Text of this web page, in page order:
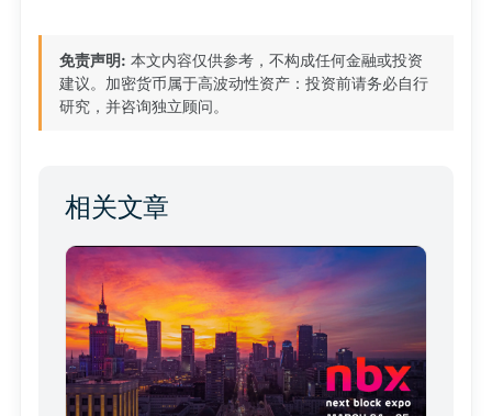
免责声明: 本文内容仅供参考，不构成任何金融或投资
建议。加密货币属于高波动性资产：投资前请务必自行
研究，并咨询独立顾问。
相关文章